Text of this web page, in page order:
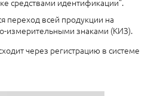
переход всей продукции на
измерительными знаками (КИЗ).
через регистрацию в системе